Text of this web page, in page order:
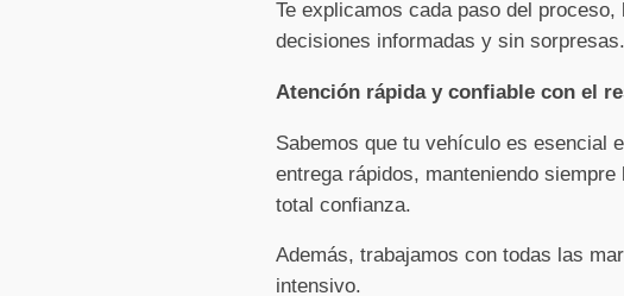
Te explicamos cada paso del
decisiones informadas y sin sorpresas.
Atención rápida y confiable con el
Sabemos que tu vehículo es esencial
entrega rápidos, manteniendo
total confianza.
Además, trabajamos con todas las
intensivo.